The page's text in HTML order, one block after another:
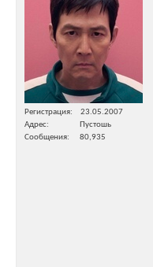
Регистрация
23.05.2007
Адрес
Пустошь
Сообщения
80,935